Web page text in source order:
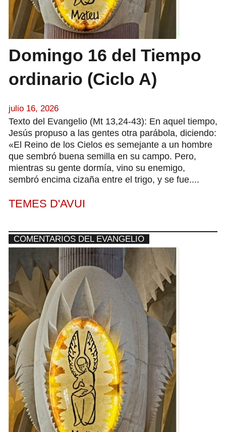
Domingo 16 del Tiempo
ordinario (Ciclo A)
julio 16, 2026
Texto del Evangelio (Mt 13,24-43): En aquel tiempo,
Jesús propuso a las gentes otra parábola, diciendo:
«El Reino de los Cielos es semejante a un hombre
que sembró buena semilla en su campo. Pero,
mientras su gente dormía, vino su enemigo,
sembró encima cizaña entre el trigo, y se fue....
TEMES D'AVUI
COMENTARIOS DEL EVANGELIO